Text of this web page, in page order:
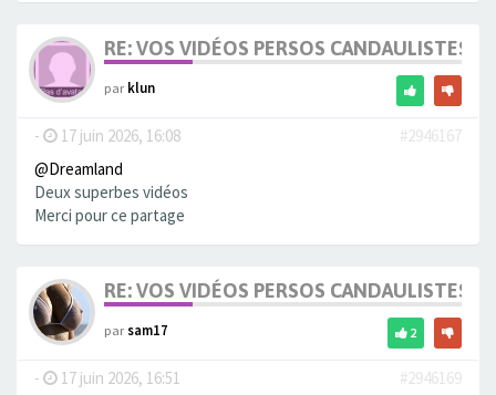
RE: VOS VIDÉOS PERSOS CANDAULISTES
parklun
- 17 juin 2026, 16:08
#2946167
@Dreamland
Deux superbes vidéos
Merci pour ce partage
RE: VOS VIDÉOS PERSOS CANDAULISTES
parsam17 2
- 17 juin 2026, 16:51
#2946169